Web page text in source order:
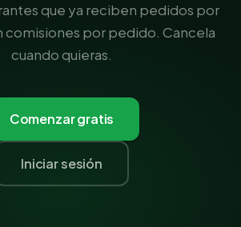
que ya reciben pedidos por
comisiones por pedido. Cancela
cuando quieras.
Comenzar gratis
Iniciar sesión